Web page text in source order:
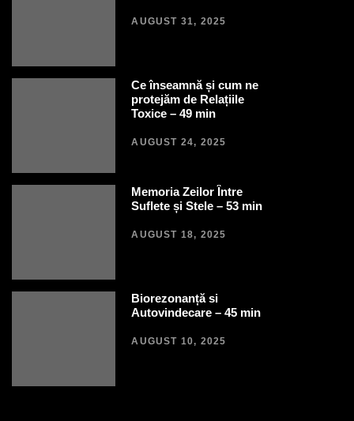
AUGUST 31, 2025
Ce înseamnă și cum ne
protejăm de Relațiile
Toxice – 49 min
AUGUST 24, 2025
Memoria Zeilor Între
Suflete și Stele – 53 min
AUGUST 18, 2025
Biorezonanță si
Autovindecare – 45 min
AUGUST 10, 2025